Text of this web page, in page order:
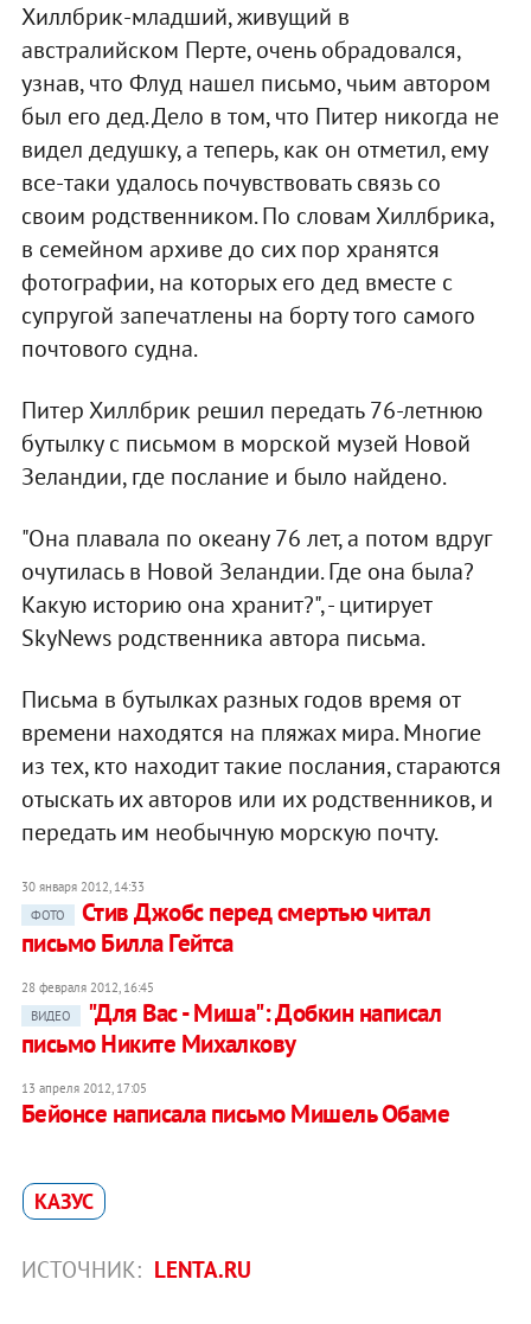
Хиллбрик-младший, живущий в
австралийском Перте, очень обрадовался,
узнав, что Флуд нашел письмо, чьим автором
был его дед. Дело в том, что Питер никогда не
видел дедушку, а теперь, как он отметил, ему
все-таки удалось почувствовать связь со
своим родственником. По словам Хиллбрика,
в семейном архиве до сих пор хранятся
фотографии, на которых его дед вместе с
супругой запечатлены на борту того самого
почтового судна.
Питер Хиллбрик решил передать 76-летнюю
бутылку с письмом в морской музей Новой
Зеландии, где послание и было найдено.
"Она плавала по океану 76 лет, а потом вдруг
очутилась в Новой Зеландии. Где она была?
Какую историю она хранит?", - цитирует
SkyNews родственника автора письма.
Письма в бутылках разных годов время от
времени находятся на пляжах мира. Многие
из тех, кто находит такие послания, стараются
отыскать их авторов или их родственников, и
передать им необычную морскую почту.
30 января 2012, 14:33
ФОТО
Стив Джобс перед смертью читал
письмо Билла Гейтса
28 февраля 2012, 16:45
ВИДЕО
"Для Вас - Миша": Добкин написал
письмо Никите Михалкову
13 апреля 2012, 17:05
Бейонсе написала письмо Мишель Обаме
КАЗУС
ИСТОЧНИК: LENTA.RU